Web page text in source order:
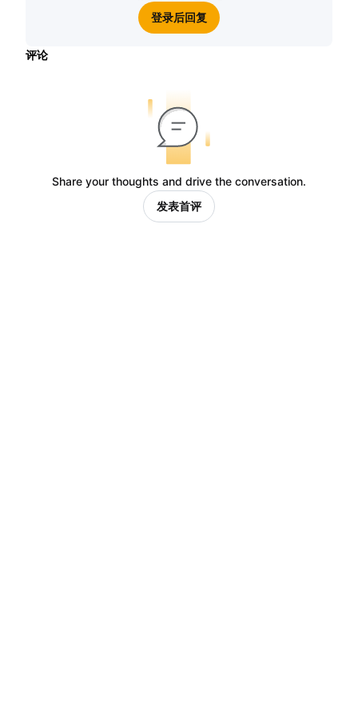
登录后回复
评论
Share your thoughts and drive the conversation.
发表首评